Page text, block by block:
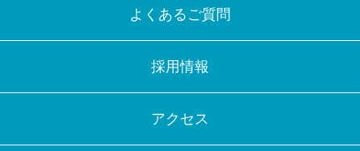
よくあるご質問
採用情報
アクセス